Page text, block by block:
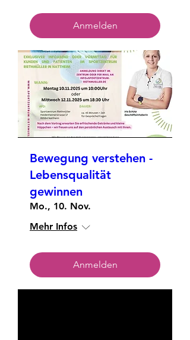
Anmelden
Bewegung verstehen -
Lebensqualität
gewinnen
Mo., 10. Nov.
Mehr Infos
Anmelden